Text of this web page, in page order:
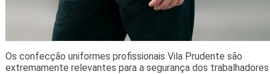
Os confecção uniformes profissionais Vila Prudente são
extremamente relevantes para a segurança dos trabalhadores